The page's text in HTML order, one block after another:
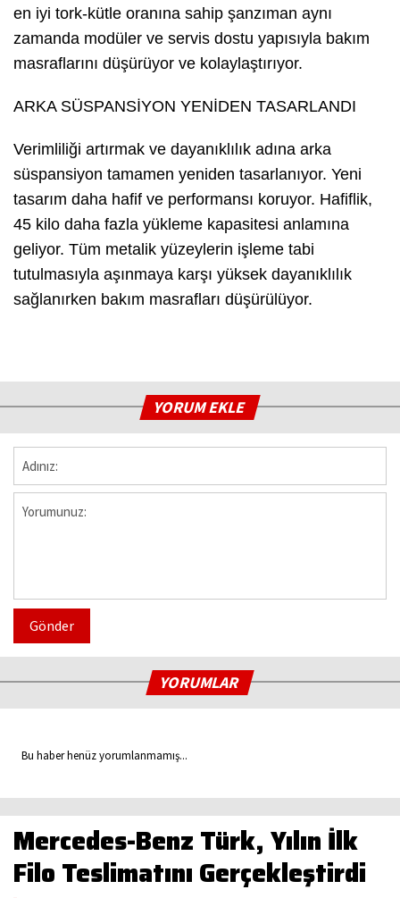
en iyi tork-kütle oranına sahip şanzıman aynı
zamanda modüler ve servis dostu yapısıyla bakım
masraflarını düşürüyor ve kolaylaştırıyor.
ARKA SÜSPANSİYON YENİDEN TASARLANDI
Verimliliği artırmak ve dayanıklılık adına arka
süspansiyon tamamen yeniden tasarlanıyor. Yeni
tasarım daha hafif ve performansı koruyor. Hafiflik,
45 kilo daha fazla yükleme kapasitesi anlamına
geliyor. Tüm metalik yüzeylerin işleme tabi
tutulmasıyla aşınmaya karşı yüksek dayanıklılık
sağlanırken bakım masrafları düşürülüyor.
YORUM EKLE
Gönder
YORUMLAR
Bu haber henüz yorumlanmamış...
Mercedes-Benz Türk, Yılın İlk
Filo Teslimatını Gerçekleştirdi